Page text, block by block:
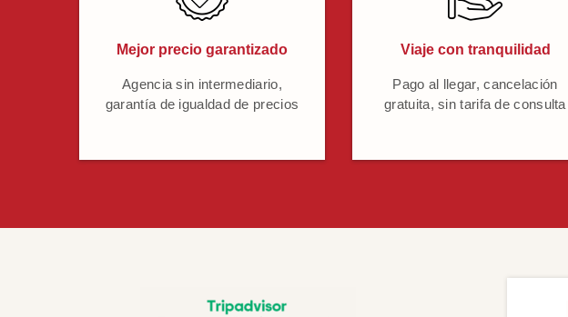
Mejor precio garantizado
Agencia sin intermediario,
garantía de igualdad de precios
Viaje con tranquilidad
Pago al llegar, cancelación
gratuita, sin tarifa de consulta